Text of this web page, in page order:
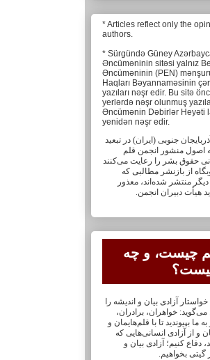
* Articles reflect only the
authors.
* Sürgündə Güney
Əncüməninin sitəsi yalnız
Əncüməninin (PEN)
Haqları Bəyannaməsinin
yazıları nəşr edir. Bu sitə
yerlərdə nəşr olunmuş
Əncümənin Dəbirlər Heyəti
yenidən nəşr edir.
جنوبی (ایران) در تبعید
اصول منشور انجمن قلم
حقوق بشر را رعایت می‌کنند
از بازنشر مطالبی که
منتشر شده‌اند، معذور
هیأت دبیران انجمن.
چیست، و چه
آزادی بیان و اندیشه را
خواهران، ‏برادران،
ما بپیوندید تا با قلم‌هایمان‏ و
و از آزادی ‏انسانی‌هایی که
دفاع کنیم؛ آزادی بیان و
گیتی ‏بخواهیم.